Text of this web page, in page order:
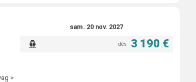
>
sam. 20 nov. 2027
dès 3 190 €